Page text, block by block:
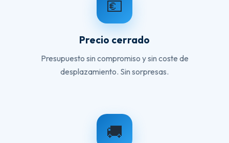
💶
Precio cerrado
Presupuesto sin compromiso y sin coste de
desplazamiento. Sin sorpresas.
🚚